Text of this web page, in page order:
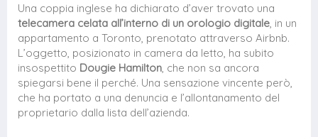
Una coppia inglese ha dichiarato d’aver trovato una
telecamera celata all’interno di un orologio digitale , in un
appartamento a Toronto, prenotato attraverso Airbnb.
L’oggetto, posizionato in camera da letto, ha subito
insospettito Dougie Hamilton , che non sa ancora
spiegarsi bene il perché. Una sensazione vincente però,
che ha portato a una denuncia e l’allontanamento del
proprietario dalla lista dell’azienda.